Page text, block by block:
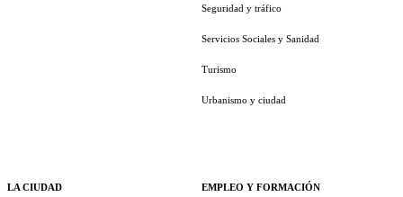
LA CIUDAD
Seguridad y tráfico
Servicios Sociales y Sanidad
Turismo
Urbanismo y ciudad
EMPLEO Y FORMACIÓN